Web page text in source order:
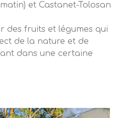
et Castanet-Tolosan
des fruits et légumes qui
de la nature et de
dans une certaine